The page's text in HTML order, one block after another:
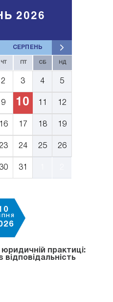
СЕРПЕНЬ
2026
ЧТ СБ НД
2 3 4 5
9 10 11 12
16 17 18 19
24 25 26
30 31
практиці:
відповідальність